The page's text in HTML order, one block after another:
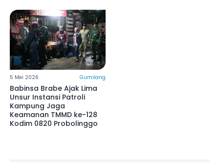
5 Mei 2026 Gumilang
Babinsa Brabe Ajak Lima
Unsur Instansi Patroli
Kampung Jaga
Keamanan TMMD ke-128
Kodim 0820 Probolinggo